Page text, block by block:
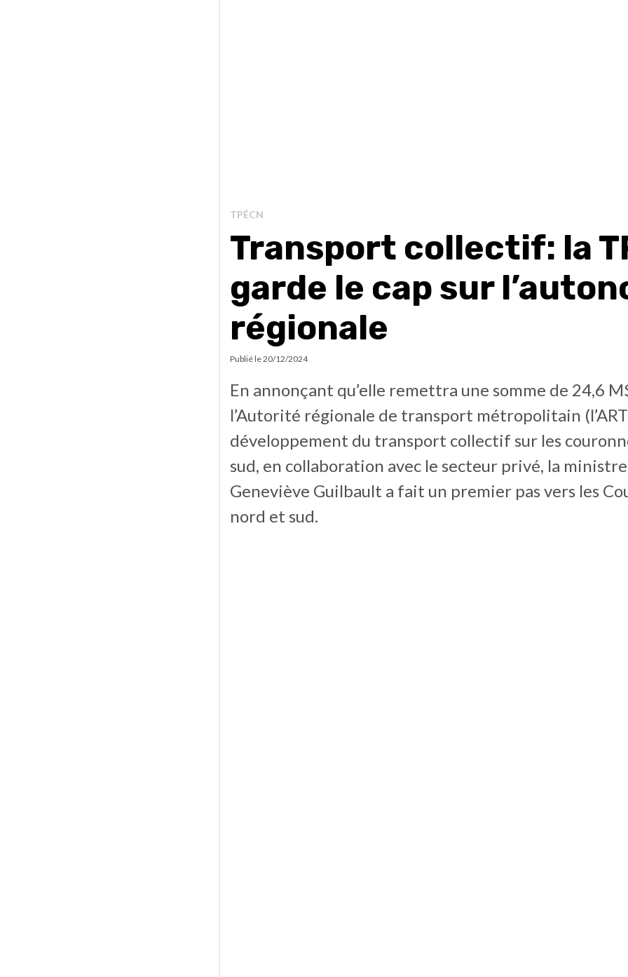
TPÉCN
Transport collectif: la
garde le cap sur
régionale
Publié le20/12/2024
En annonçant qu’elle remettra une somme de 24,6
l’Autorité régionale de transport métropolitain
développement du transport collectif sur les
sud, en collaboration avec le secteur privé, la ministre
Geneviève Guilbault a fait un premier pas vers les
nord et sud.